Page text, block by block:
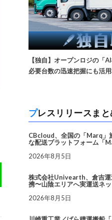
【独自】オープンロジの「
必要台数の迅速把握にも活
プレスリリースま
CBcloud、全国の「Marq」
な配送プラットフォーム「
2026年8月5日
株式会社Univearth、倉吉運
携〜山陰エリアへ実運送ネ
2026年8月5日